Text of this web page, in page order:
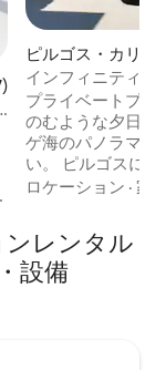
件、5つ星中4.95つ
ピルゴス・カリス
ゲストスイート
インフィニティプ
ィラ•海の眺望
プライベートプー
のむような夕日と
ゲ海のパノラマビ
い。 ピルゴスに位置するVista Dall Alto
は、プライバシ
ベッドルーム2室
室、設備の整った
屋内および屋外の
ロケーション ·家
レンタル
設備